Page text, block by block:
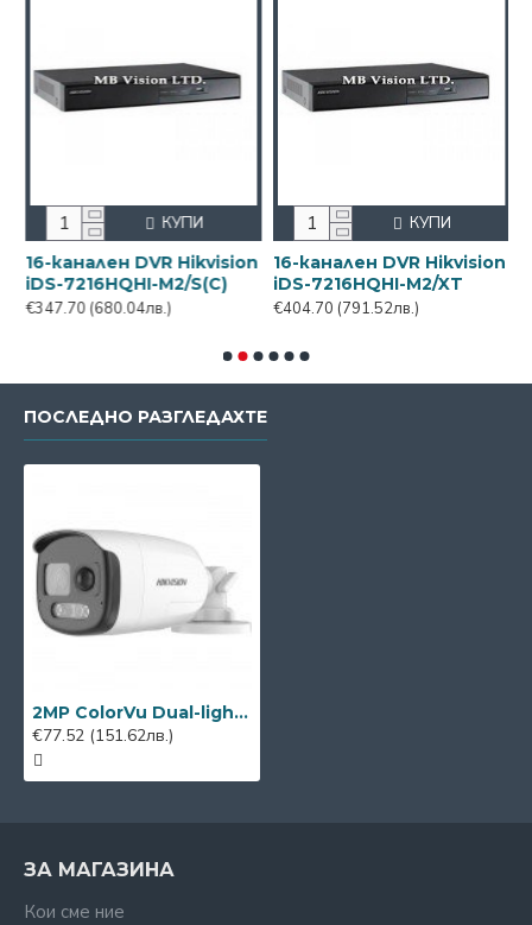
16-канален DVR Hikvision
iDS-7216HQHI-M2/S(C)
€347.70 (680.04лв.)
КУПИ
16-канален DVR Hikvision
iDS-7216HQHI-M2/XT
€404.70 (791.52лв.)
КУПИ
ПОСЛЕДНО РАЗГЛЕДАХТЕ
2MP ColorVu Dual-light Hikvision DS-2CE12DF3T-LFS
€77.52 (151.62лв.)
ЗА МАГАЗИНА
Кои сме ние